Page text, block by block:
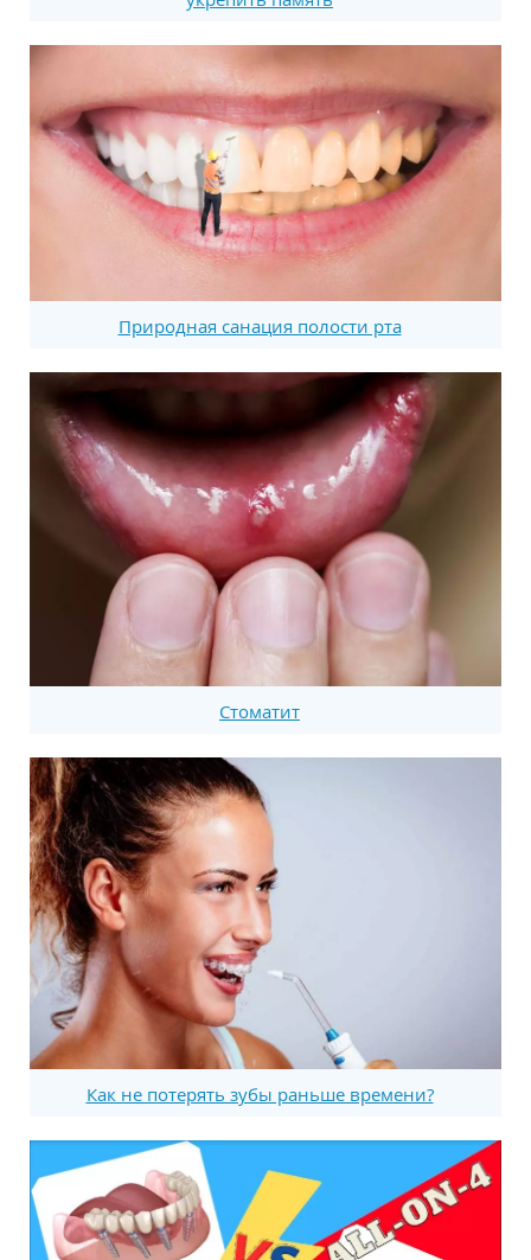
Природная санация полости рта
Стоматит
Как не потерять зубы раньше времени?